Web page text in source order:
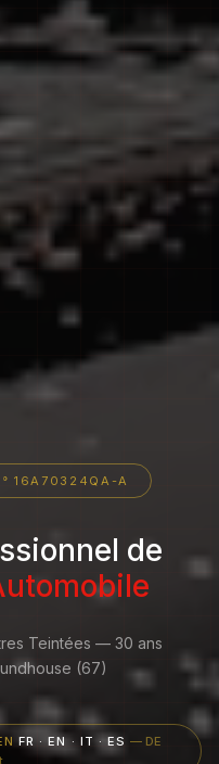
16A70324QA-A
de
Teintées — 30 ans
(67)
FR · EN · IT · ES — DE